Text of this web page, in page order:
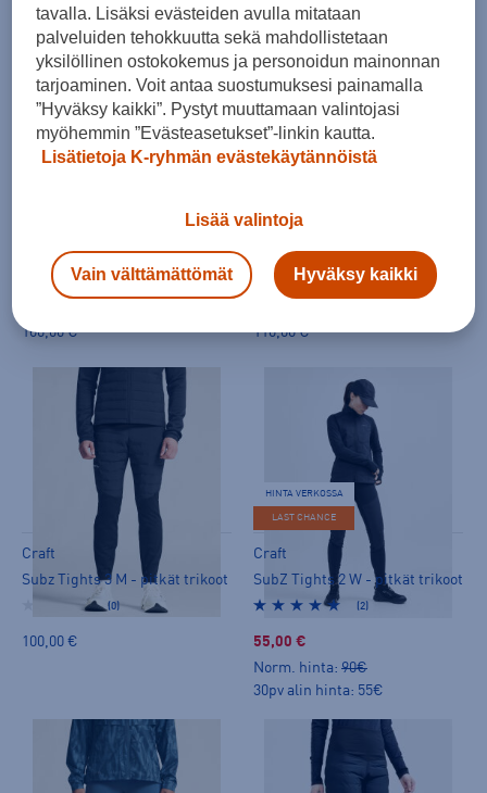
80,00 € 40,00 €
SubZ Tights 4 W - pitkät trikoot
(0)
100,00 € 110,00 €
Craft
Subz Tights 3 M - pitkät trikoot
(0)
100,00 €
HINTA VERKOSSA
LAST CHANCE
Craft
SubZ Tights 2 W - pitkät trikoot
(2)
55,00 €
Norm. hinta: 90€
30pv alin hinta: 55€
tavalla. Lisäksi evästeiden avulla mitataan
palveluiden tehokkuutta sekä mahdollistetaan
yksilöllinen ostokokemus ja personoidun mainonnan
tarjoaminen. Voit antaa suostumuksesi painamalla
”Hyväksy kaikki”. Pystyt muuttamaan valintojasi
myöhemmin ”Evästeasetukset”-linkin kautta.
Lisätietoja K-ryhmän evästekäytännöistä
Lisää valintoja
Vain välttämättömät Hyväksy kaikki